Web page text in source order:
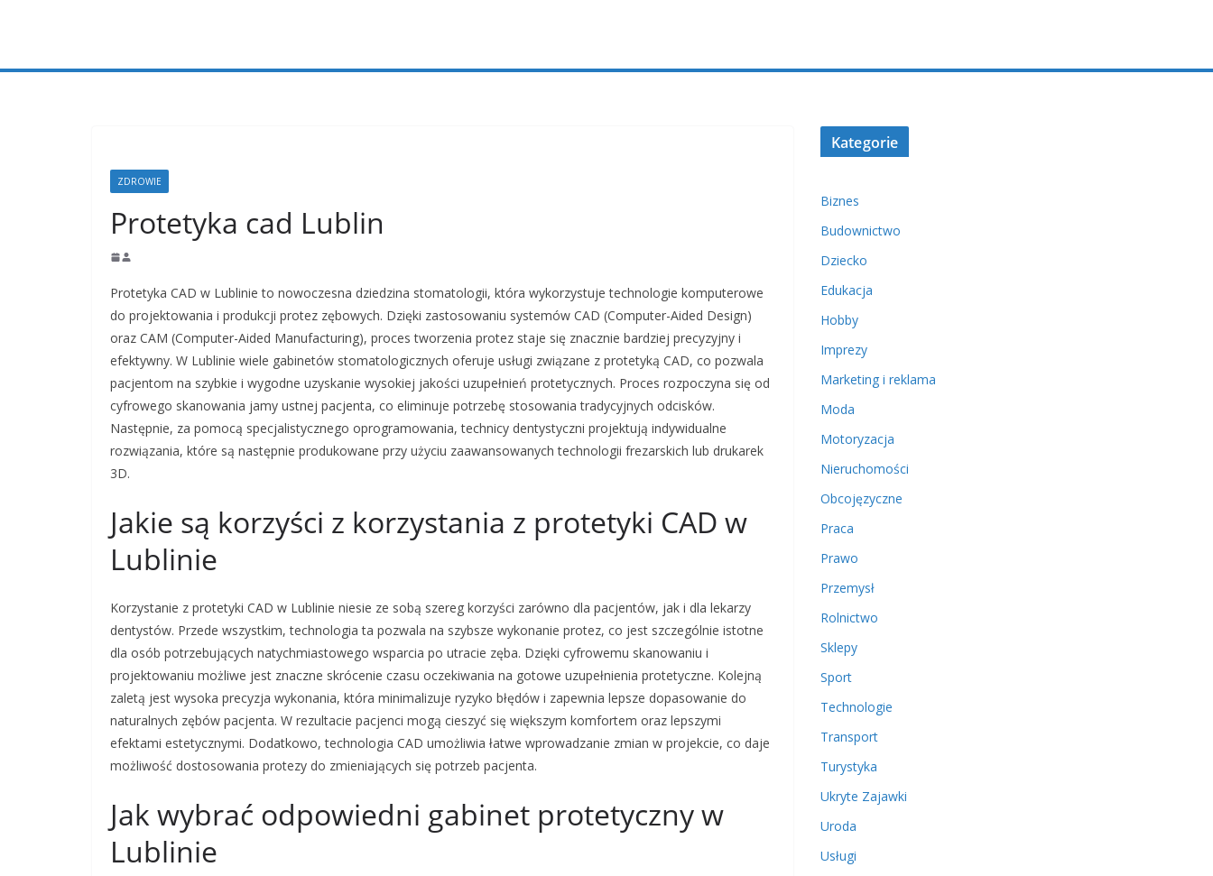
ZDROWIE
Protetyka cad Lublin
Protetyka CAD w Lublinie to nowoczesna dziedzina stomatologii, która wykorzystuje technologie komputerowe
do projektowania i produkcji protez zębowych. Dzięki zastosowaniu systemów CAD (Computer-Aided Design)
oraz CAM (Computer-Aided Manufacturing), proces tworzenia protez staje się znacznie bardziej precyzyjny i
efektywny. W Lublinie wiele gabinetów stomatologicznych oferuje usługi związane z protetyką CAD, co pozwala
pacjentom na szybkie i wygodne uzyskanie wysokiej jakości uzupełnień protetycznych. Proces rozpoczyna się od
cyfrowego skanowania jamy ustnej pacjenta, co eliminuje potrzebę stosowania tradycyjnych odcisków.
Następnie, za pomocą specjalistycznego oprogramowania, technicy dentystyczni projektują indywidualne
rozwiązania, które są następnie produkowane przy użyciu zaawansowanych technologii frezarskich lub drukarek
3D.
Jakie są korzyści z korzystania z protetyki CAD w
Lublinie
Korzystanie z protetyki CAD w Lublinie niesie ze sobą szereg korzyści zarówno dla pacjentów, jak i dla lekarzy
dentystów. Przede wszystkim, technologia ta pozwala na szybsze wykonanie protez, co jest szczególnie istotne
dla osób potrzebujących natychmiastowego wsparcia po utracie zęba. Dzięki cyfrowemu skanowaniu i
projektowaniu możliwe jest znaczne skrócenie czasu oczekiwania na gotowe uzupełnienia protetyczne. Kolejną
zaletą jest wysoka precyzja wykonania, która minimalizuje ryzyko błędów i zapewnia lepsze dopasowanie do
naturalnych zębów pacjenta. W rezultacie pacjenci mogą cieszyć się większym komfortem oraz lepszymi
efektami estetycznymi. Dodatkowo, technologia CAD umożliwia łatwe wprowadzanie zmian w projekcie, co daje
możliwość dostosowania protezy do zmieniających się potrzeb pacjenta.
Jak wybrać odpowiedni gabinet protetyczny w
Lublinie
Kategorie
Biznes
Budownictwo
Dziecko
Edukacja
Hobby
Imprezy
Marketing i reklama
Moda
Motoryzacja
Nieruchomości
Obcojęzyczne
Praca
Prawo
Przemysł
Rolnictwo
Sklepy
Sport
Technologie
Transport
Turystyka
Ukryte Zajawki
Uroda
Usługi